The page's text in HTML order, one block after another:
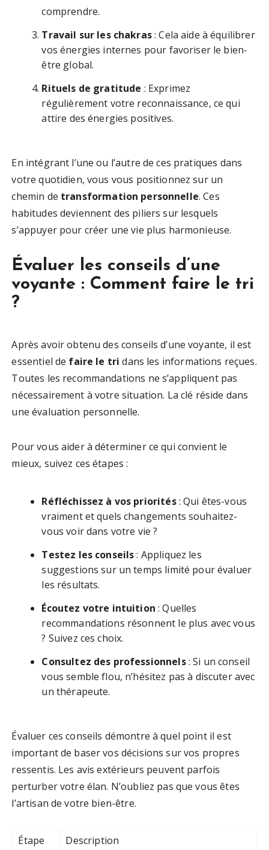
comprendre.
Travail sur les chakras: Cela aide à équilibrer
vos énergies internes pour favoriser le bien-
être global.
Rituels de gratitude : Exprimez
régulièrement votre reconnaissance, ce qui
attire des énergies positives.
En intégrant l’une ou l’autre de ces pratiques dans
votre quotidien, vous vous positionnez sur un
chemin de transformation personnelle. Ces
habitudes deviennent des piliers sur lesquels
s’appuyer pour créer une vie plus harmonieuse.
Évaluer les conseils d’une
voyante : Comment faire le tri
?
Après avoir obtenu des conseils d’une voyante, il est
essentiel de faire le tri dans les informations reçues.
Toutes les recommandations ne s’appliquent pas
nécessairement à votre situation. La clé réside dans
une évaluation personnelle.
Pour vous aider à déterminer ce qui convient le
mieux, suivez ces étapes :
Réfléchissez à vos priorités: Qui êtes-vous
vraiment et quels changements souhaitez-
vous voir dans votre vie ?
Testez les conseils: Appliquez les
suggestions sur un temps limité pour évaluer
les résultats.
Écoutez votre intuition : Quelles
recommandations résonnent le plus avec vous
? Suivez ces choix.
Consultez des professionnels: Si un conseil
vous semble flou, n’hésitez pas à discuter avec
un thérapeute.
Évaluer ces conseils démontre à quel point il est
important de baser vos décisions sur vos propres
ressentis. Les avis extérieurs peuvent parfois
perturber votre élan. N’oubliez pas que vous êtes
l’artisan de votre bien-être.
Étape
Description